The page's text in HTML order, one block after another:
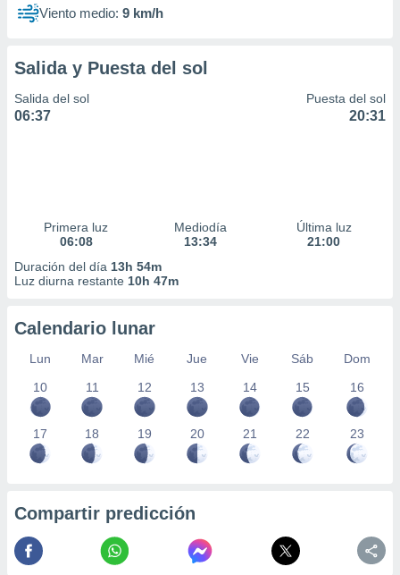
Viento medio: 9 km/h
Salida y Puesta del sol
Salida del sol
06:37
Puesta del sol
20:31
Primera luz
06:08
Mediodía
13:34
Última luz
21:00
Duración del día 13h 54m
Luz diurna restante 10h 47m
Calendario lunar
Lun Mar Mié Jue Vie Sáb
Dom
10
11 12 13 14 15 16
17 18 19 20 21 22 23
Compartir predicción